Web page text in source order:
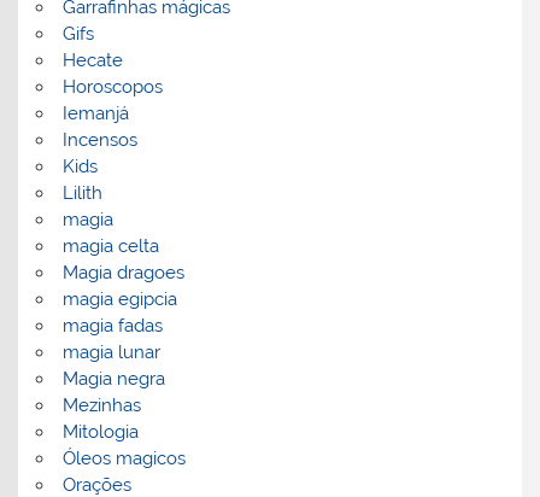
Garrafinhas mágicas
Gifs
Hecate
Horoscopos
Iemanjá
Incensos
Kids
Lilith
magia
magia celta
Magia dragoes
magia egipcia
magia fadas
magia lunar
Magia negra
Mezinhas
Mitologia
Óleos magicos
Orações